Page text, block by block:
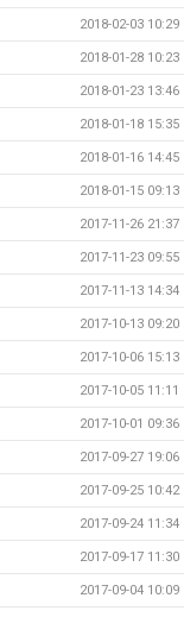
2018-02-03 10:29
2018-01-28 10:23
2018-01-23 13:46
2018-01-18 15:35
2018-01-16 14:45
2018-01-15 09:13
2017-11-26 21:37
2017-11-23 09:55
2017-11-13 14:34
2017-10-13 09:20
2017-10-06 15:13
2017-10-05 11:11
2017-10-01 09:36
2017-09-27 19:06
2017-09-25 10:42
2017-09-24 11:34
2017-09-17 11:30
2017-09-04 10:09